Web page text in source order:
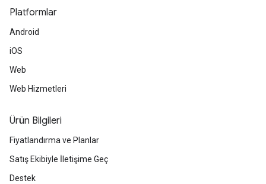
Platformlar
Android
iOS
Web
Web Hizmetleri
Ürün Bilgileri
Fiyatlandırma ve Planlar
Satış Ekibiyle İletişime Geç
Destek